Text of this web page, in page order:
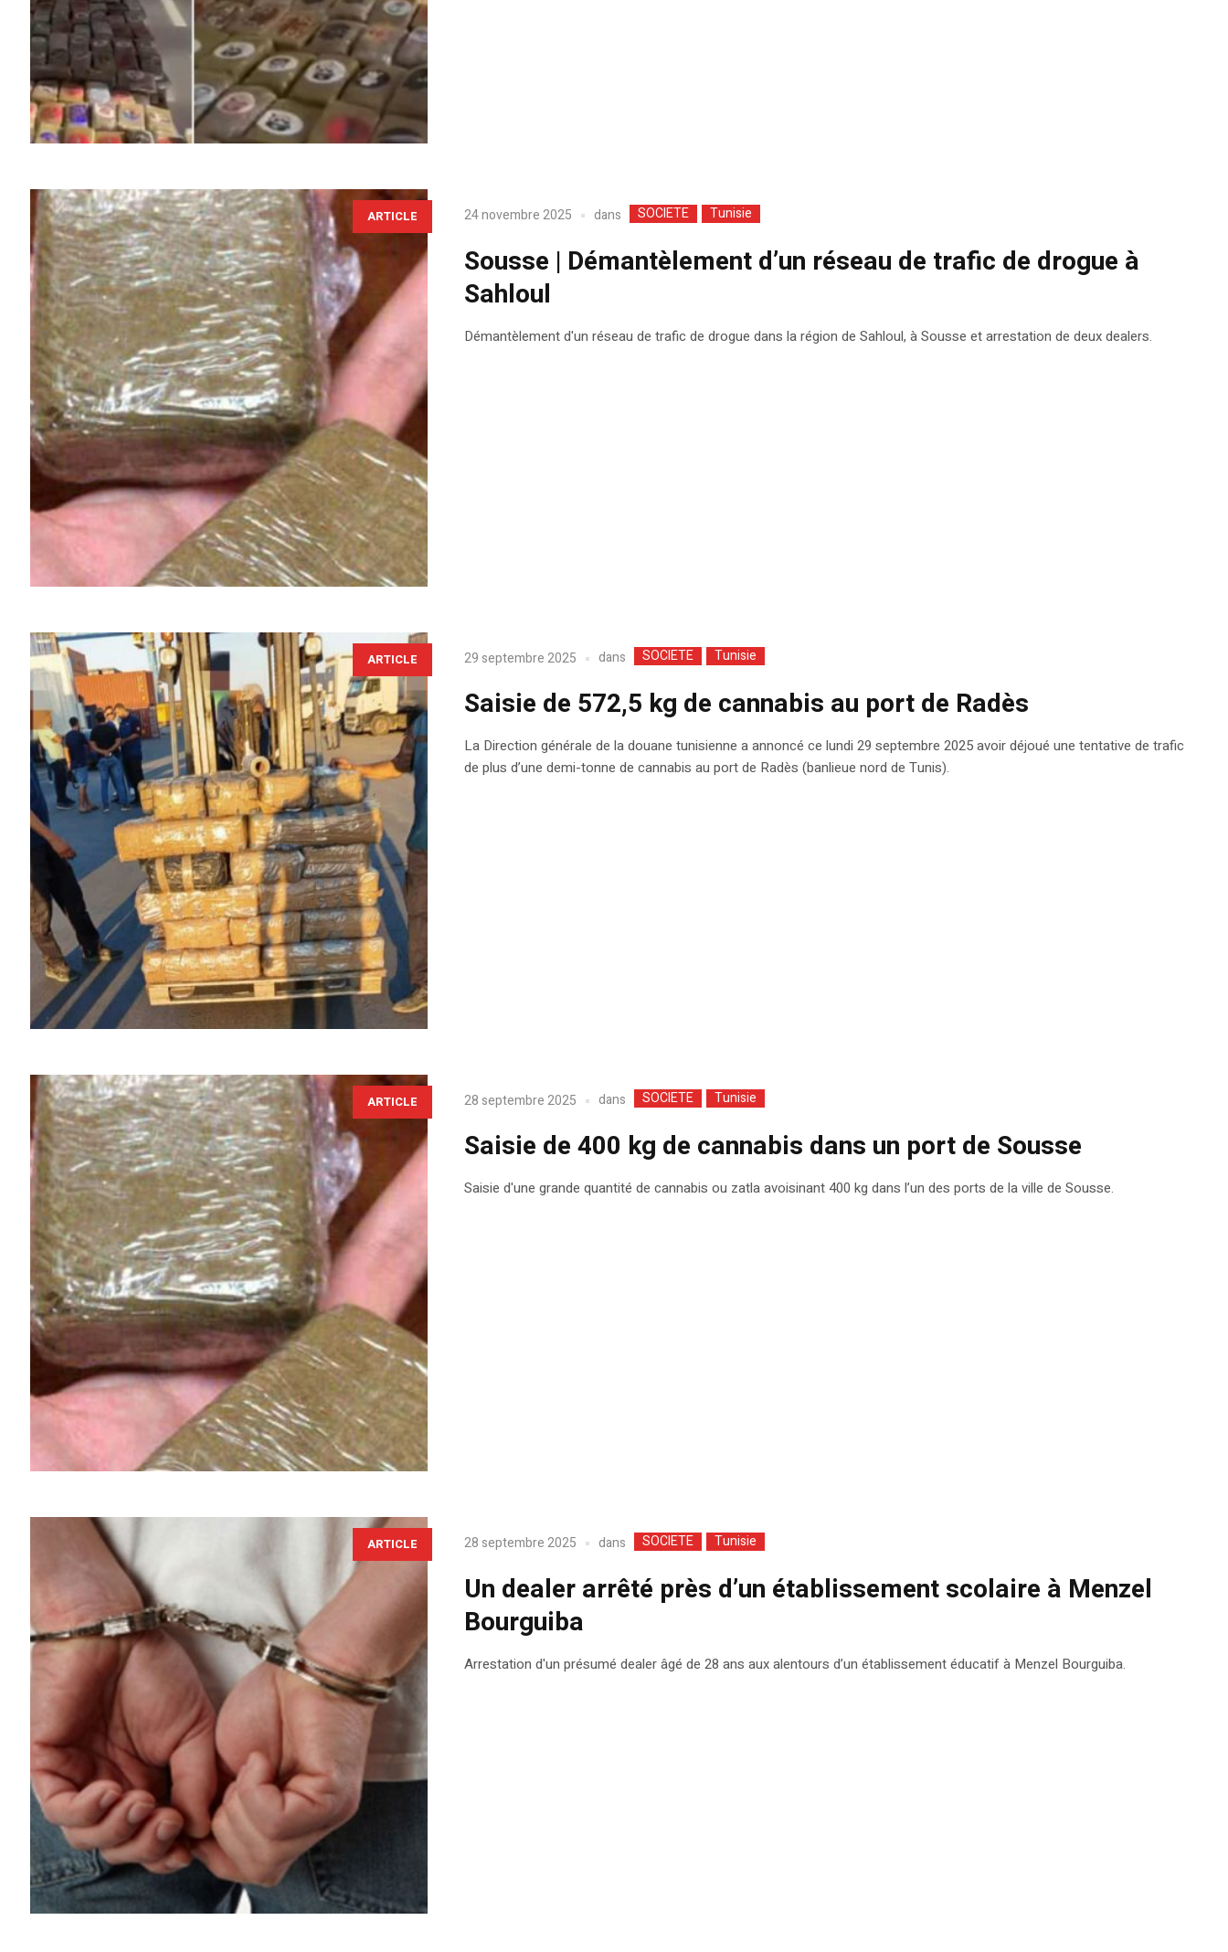
ARTICLE 24 novembre 2025 dans SOCIETE Tunisie
Sousse | Démantèlement d’un réseau de trafic de drogue à
Sahloul
Démantèlement d'un réseau de trafic de drogue dans la région de Sahloul, à Sousse et arrestation de deux dealers.
ARTICLE 29 septembre 2025 dans SOCIETE Tunisie
Saisie de 572,5 kg de cannabis au port de Radès
La Direction générale de la douane tunisienne a annoncé ce lundi 29 septembre 2025 avoir déjoué une tentative de trafic
de plus d’une demi-tonne de cannabis au port de Radès (banlieue nord de Tunis).
ARTICLE 28 septembre 2025 dans SOCIETE Tunisie
Saisie de 400 kg de cannabis dans un port de Sousse
Saisie d'une grande quantité de cannabis ou zatla avoisinant 400 kg dans l’un des ports de la ville de Sousse.
ARTICLE 28 septembre 2025 dans SOCIETE Tunisie
Un dealer arrêté près d’un établissement scolaire à Menzel
Bourguiba
Arrestation d'un présumé dealer âgé de 28 ans aux alentours d’un établissement éducatif à Menzel Bourguiba.